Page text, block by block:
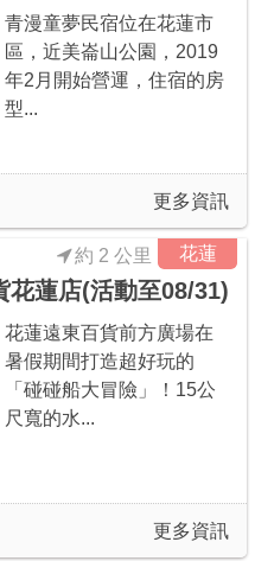
青漫童夢民宿位在花蓮市
區，近美崙山公園，2019
年2月開始營運，住宿的房
型...
更多資訊
花蓮
花蓮店(活動至08/31)
約 2 公里
花蓮遠東百貨前方廣場在
暑假期間打造超好玩的
「碰碰船大冒險」！15公
尺寬的水...
更多資訊